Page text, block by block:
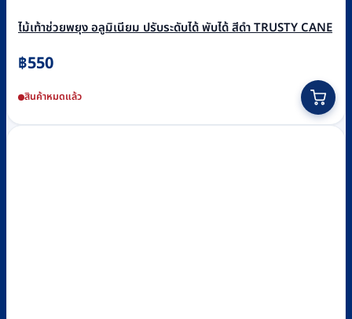
ไม้เท้าช่วยพยุง อลูมิเนียม ปรับระดับได้ พับได้ สีดำ TRUSTY CANE
฿550
สินค้าหมดแล้ว